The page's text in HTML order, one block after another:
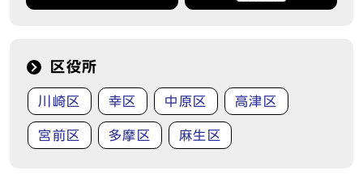
区役所
川崎区 幸区 中原区 高津区
宮前区 多摩区 麻生区